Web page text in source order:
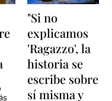
"Si no
explicamos
'Ragazzo', la
historia se
escribe sobre
sí misma y